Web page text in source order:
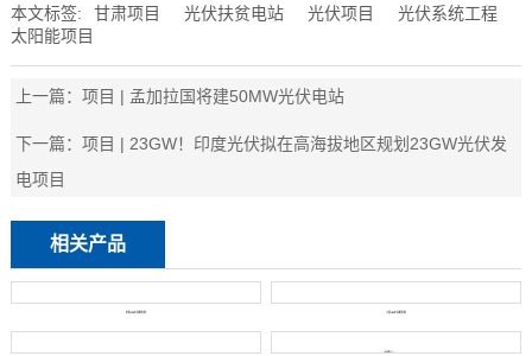
本文标签: 甘肃项目 光伏扶贫电站 光伏项目
光伏系统工程
太阳能项目
上一篇：项目 | 孟加拉国将建50MW光伏电站
下一篇：项目 | 23GW！印度光伏拟在高海拔地区规划23GW光伏发
电项目
相关产品